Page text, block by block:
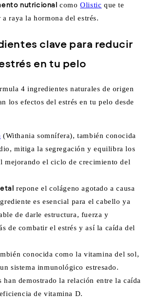
nutricional comoOlistic que te
a raya la hormona del estrés.
clave para reducir
en tu pelo
4 ingredientes naturales de origen
los efectos del estrés en tu pelo desde
(Withania somnífera), también conocida
mitiga la segregación y equilibra los
mejorando el ciclo de crecimiento del
repone el colágeno agotado a causa
es esencial para el cabello ya
de darle estructura, fuerza y
de combatir el estrés y así la caída del
conocida como la vitamina del sol,
sistema inmunológico estresado.
han demostrado la relación entre la caída
de vitamina D.